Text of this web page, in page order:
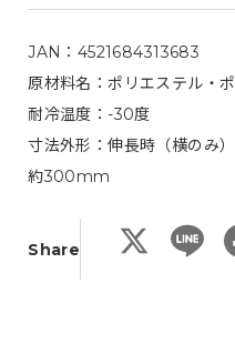
JAN：4521684313683
原材料名：ポリエステル・
耐冷温度：-30度
寸法外形：伸長時（横のみ
約300mm
Share